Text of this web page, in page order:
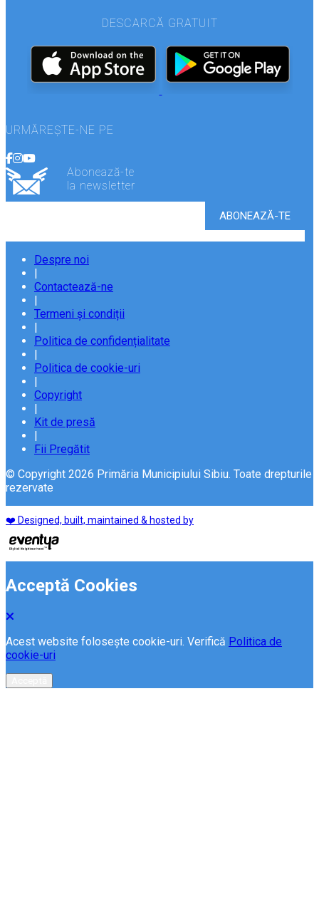
DESCARCĂ GRATUIT
URMĂREȘTE-NE PE
Abonează-te
la newsletter
Despre noi
Contactează-ne
Termeni și condiții
Politica de confidențialitate
Politica de cookie-uri
Copyright
Kit de presă
Fii Pregătit
© Copyright 2026 Primăria Municipiului Sibiu. Toate drepturile
rezervate
❤️ Designed, built, maintained & hosted by
Acceptă Cookies
Acest website folosește cookie-uri. Verifică Politica de
cookie-uri